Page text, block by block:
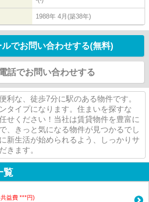
1988年 4月(築38年)
ルでお問い合わせする(無料)
電話でお問い合わせする
利な、徒歩7分に駅のある物件です。
タイプになります。住まいを探すな
せください！当社は賃貸物件を豊富に
、きっと気になる物件が見つかるでし
新生活が始められるよう、しっかりサ
きます。
覧
益費 ***円)